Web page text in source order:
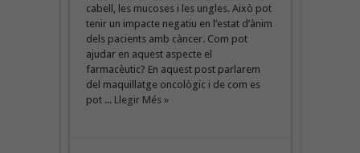
cabell, les mucoses i les ungles. Això pot
tenir un impacte negatiu en l’estat d’ànim
dels pacients amb càncer. Com pot
ajudar en aquest aspecte el
farmacèutic? En aquest post parlarem
del maquillatge oncològic i de com es
pot ... Llegir Més »